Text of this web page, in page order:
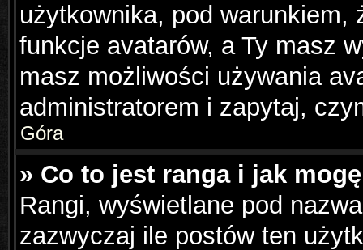
użytkownika, pod warunkiem,
funkcje avatarów, a Ty masz
masz możliwości używania
administratorem i zapytaj,
Góra
» Co to jest ranga i jak
Rangi, wyświetlane pod
zazwyczaj ile postów ten